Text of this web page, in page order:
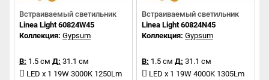
Встраиваемый светильник
Linea Light 60824W45
Коллекция: Gypsum
В: 1.5 см Д: 31.1 см
LED x 1 19W 3000K 1250Lm
Встраиваемый светильник
Linea Light 60824N45
Коллекция: Gypsum
В: 1.5 см Д: 31.1 см
LED x 1 19W 4000K 1305Lm